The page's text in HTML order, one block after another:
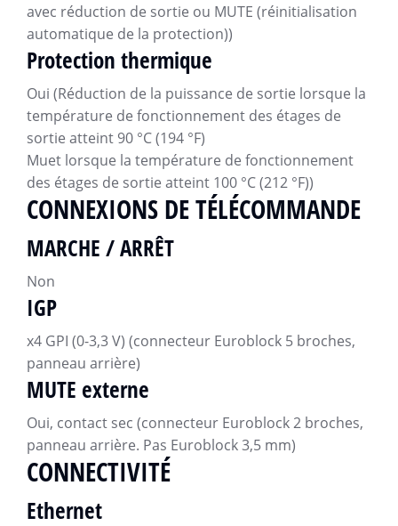
avec réduction de sortie ou MUTE (réinitialisation
automatique de la protection))
Protection thermique
Oui (Réduction de la puissance de sortie lorsque la
température de fonctionnement des étages de
sortie atteint 90 °C (194 °F)
Muet lorsque la température de fonctionnement
des étages de sortie atteint 100 °C (212 °F))
CONNEXIONS DE TÉLÉCOMMANDE
MARCHE / ARRÊT
Non
IGP
x4 GPI (0-3,3 V) (connecteur Euroblock 5 broches,
panneau arrière)
MUTE externe
Oui, contact sec (connecteur Euroblock 2 broches,
panneau arrière. Pas Euroblock 3,5 mm)
CONNECTIVITÉ
Ethernet